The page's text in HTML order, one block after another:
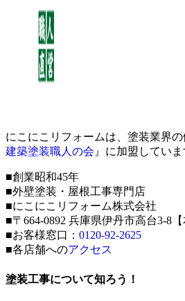
にこにこリフォームは、塗装業界
建築塗装職人の会 』に加盟していま
■創業昭和45年
■外壁塗装・屋根工事専門店
■にこにこリフォーム株式会社
■〒664-0892 兵庫県伊丹市高台3-8【
■お客様窓口： 0120-92-2625
■各店舗へのアクセス
塗装工事について知ろう！